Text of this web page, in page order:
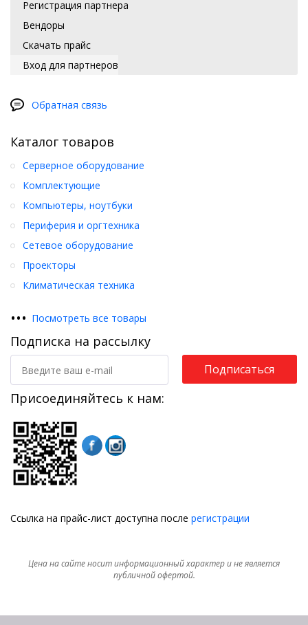
Регистрация партнера
Вендоры
Скачать прайс
Вход для партнеров
Обратная связь
Каталог товаров
Серверное оборудование
Комплектующие
Компьютеры, ноутбуки
Периферия и оргтехника
Сетевое оборудование
Проекторы
Климатическая техника
••• Посмотреть все товары
Подписка на рассылку
Подписаться
Присоединяйтесь к нам:
Ссылка на прайс-лист доступна после регистрации
Цена на сайте носит информационный характер и не является
публичной офертой.